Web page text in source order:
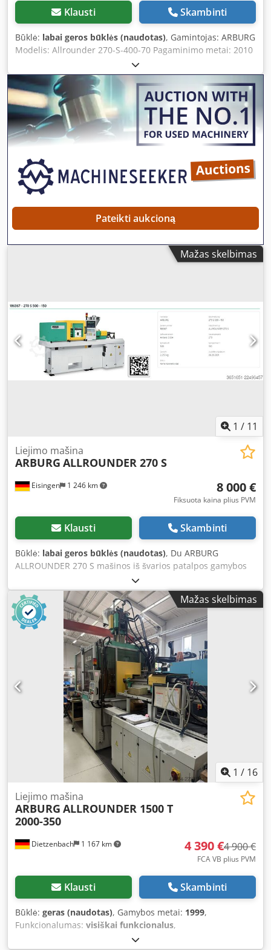
Klausti Skambinti
Būklė: labai geros būklės (naudotas), Gamintojas: ARBURG
Modelis: Allrounder 270-S-400-70 Pagaminimo metai: 2010
Chjdpfxex Eirws Ac Eja Serijos numeris: 214269 Valdymo
sistema: Valdymo sistema: Arburg Selogica Direct
Operatoriaus pultas: operatoriaus terminalas Valdymo
spintos: pilnos valdymo ir maitinimo spintos Uždarymo
bloko parametrai: Uždarymo jėga: 400 kN Įpurškimo bloko
parametrai: Sraigtas skersmuo: 18 mm Detalių paėmimo
sistema (handling): Gamintojas: ARBURG Tipas: Multilift
transportas: Ciklinis konvejeris – ilgis/plotis: 2 000 × 800
mm
Pateikti aukcioną
Mažas skelbimas
1 / 11
Eisingen 1 246 km
Liejimo mašina
ARBURG ALLROUNDER 270 S
8 000 €
Fiksuota kaina plius PVM
Klausti Skambinti
Būklė: labai geros būklės (naudotas), Du ARBURG
ALLROUNDER 270 S mašinos iš švarios patalpos gamybos
linijos. Chodpozrvhljfx Ac Esa Puikios būklės! Kaina už abi
mašinas – tik 16 000 €
Mažas skelbimas
1 / 16
Dietzenbach 1 167 km
Liejimo mašina
ARBURG ALLROUNDER 1500 T
2000-350
4 390 €4 900 €
FCA VB plius PVM
Klausti Skambinti
Būklė: geras (naudotas), Gamybos metai: 1999,
Funkcionalumas: visiškai funkcionalus,
mašinos/transporto priemonės numeris: